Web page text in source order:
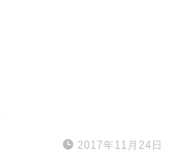
2017年11月24日